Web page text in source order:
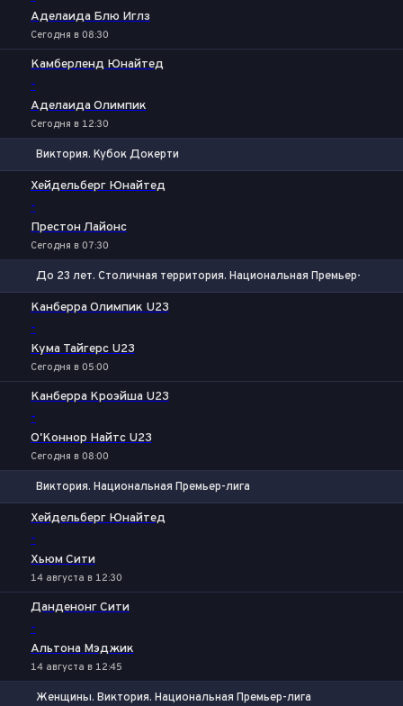
Аделаида Блю Иглз
Сегодня в 08:30
Камберленд Юнайтед
-
Аделаида Олимпик
Сегодня в 12:30
Виктория. Кубок Докерти
Хейдельберг Юнайтед
-
Престон Лайонс
Сегодня в 07:30
До 23 лет. Столичная территория. Национальная Премьер-лига
Канберра Олимпик U23
-
Кума Тайгерс U23
Сегодня в 05:00
Канберра Кроэйша U23
-
О'Коннор Найтс U23
Сегодня в 08:00
Виктория. Национальная Премьер-лига
Хейдельберг Юнайтед
-
Хьюм Сити
14 августа в 12:30
Данденонг Сити
-
Альтона Мэджик
14 августа в 12:45
Женщины. Виктория. Национальная Премьер-лига